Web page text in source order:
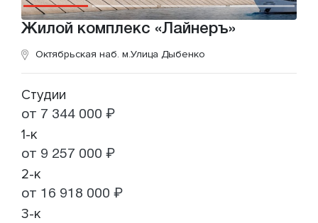
Жилой комплекс «Лайнеръ»
Октябрьская наб. м.Улица Дыбенко
Студии
от 7 344 000 ₽
1-к
от 9 257 000 ₽
2-к
от 16 918 000 ₽
3-к